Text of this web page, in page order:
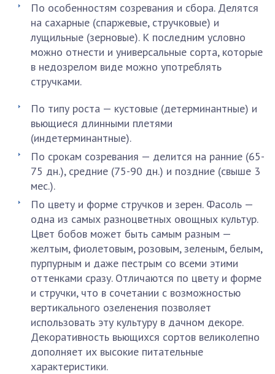
По особенностям созревания и сбора. Делятся
на сахарные (спаржевые, стручковые) и
лущильные (зерновые). К последним условно
можно отнести и универсальные сорта, которые
в недозрелом виде можно употреблять
стручками.
По типу роста — кустовые (детерминантные) и
вьющиеся длинными плетями
(индетерминантные).
По срокам созревания — делится на ранние (65-
75 дн.), средние (75-90 дн.) и поздние (свыше 3
мес.).
По цвету и форме стручков и зерен. Фасоль —
одна из самых разноцветных овощных культур.
Цвет бобов может быть самым разным —
желтым, фиолетовым, розовым, зеленым, белым,
пурпурным и даже пестрым со всеми этими
оттенками сразу. Отличаются по цвету и форме
и стручки, что в сочетании с возможностью
вертикального озеленения позволяет
использовать эту культуру в дачном декоре.
Декоративность вьющихся сортов великолепно
дополняет их высокие питательные
характеристики.